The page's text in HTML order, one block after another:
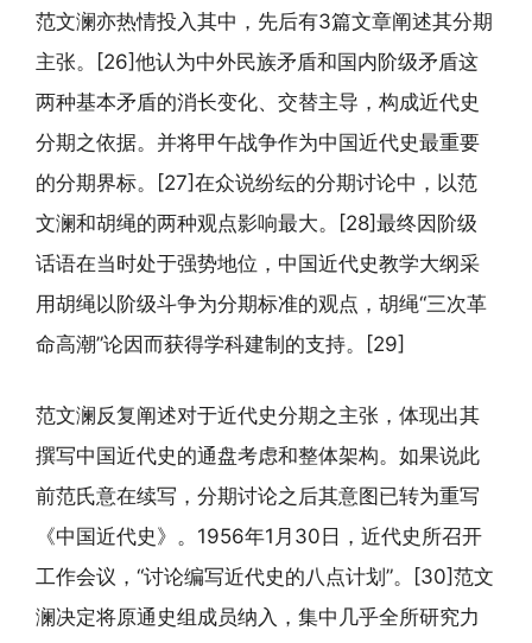
范文澜亦热情投入其中，先后有3篇文章阐述其分期
主张。[26]他认为中外民族矛盾和国内阶级矛盾这
两种基本矛盾的消长变化、交替主导，构成近代史
分期之依据。并将甲午战争作为中国近代史最重要
的分期界标。[27]在众说纷纭的分期讨论中，以范
文澜和胡绳的两种观点影响最大。[28]最终因阶级
话语在当时处于强势地位，中国近代史教学大纲采
用胡绳以阶级斗争为分期标准的观点，胡绳“三次革
命高潮”论因而获得学科建制的支持。[29]
范文澜反复阐述对于近代史分期之主张，体现出其
撰写中国近代史的通盘考虑和整体架构。如果说此
前范氏意在续写，分期讨论之后其意图已转为重写
《中国近代史》。1956年1月30日，近代史所召开
工作会议，“讨论编写近代史的八点计划”。[30]范文
澜决定将原通史组成员纳入，集中几乎全所研究力